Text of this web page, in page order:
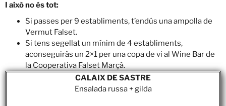
I això no és tot:
Si passes per 9 establiments, t’endús una ampolla de
Vermut Falset.
Si tens segellat un mínim de 4 establiments,
aconseguiràs un 2×1 per una copa de vi al Wine Bar de
la Cooperativa Falset Marçà.
CALAIX DE SASTRE
Ensalada russa + gilda